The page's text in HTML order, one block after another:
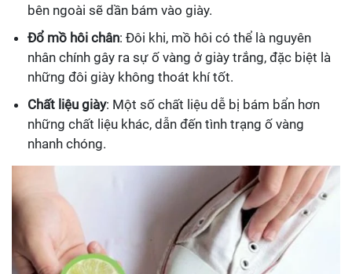
bên ngoài sẽ dần bám vào giày.
Đổ mồ hôi chân: Đôi khi, mồ hôi có thể là nguyên
nhân chính gây ra sự ố vàng ở giày trắng, đặc biệt là
những đôi giày không thoát khí tốt.
Chất liệu giày: Một số chất liệu dễ bị bám bẩn hơn
những chất liệu khác, dẫn đến tình trạng ố vàng
nhanh chóng.